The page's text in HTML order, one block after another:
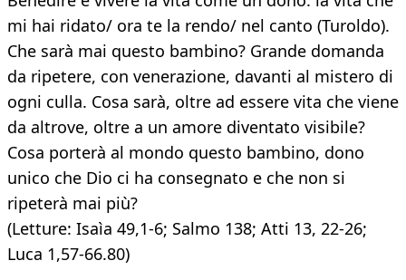
mi hai ridato/ ora te la rendo/ nel canto (Turoldo).
Che sarà mai questo bambino? Grande domanda
da ripetere, con venerazione, davanti al mistero di
ogni culla. Cosa sarà, oltre ad essere vita che viene
da altrove, oltre a un amore diventato visibile?
Cosa porterà al mondo questo bambino, dono
unico che Dio ci ha consegnato e che non si
ripeterà mai più?
(Letture: Isaìa 49,1-6; Salmo 138; Atti 13, 22-26;
Luca 1,57-66.80)